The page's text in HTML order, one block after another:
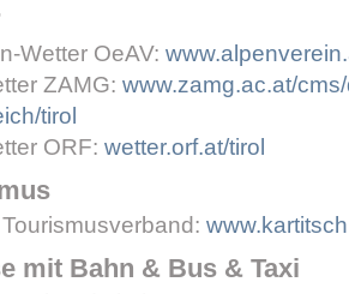
Wetter OeAV:
ZAMG: www.zamg.ac.at/
tirol
ORF: wetter.orf.at/tirol
mit Bahn & Bus & Taxi